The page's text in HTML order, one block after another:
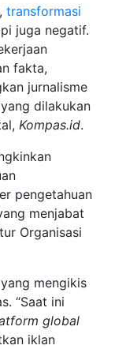
transformasi
juga negatif.
fakta,
jurnalisme
dilakukan
Kompas.id.
pengetahuan
menjabat
Organisasi
mengikis
“Saat ini
global
iklan